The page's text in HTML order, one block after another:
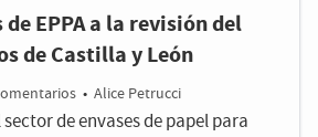
EPPA a la revisión del
de Castilla y León
• Alice Petrucci
de envases de papel para